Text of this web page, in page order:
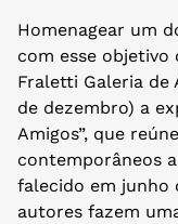
Homenagear um
com esse objetivo
Fraletti Galeria
de dezembro) a
Amigos”, que
contemporâneos
falecido em junho
autores fazem